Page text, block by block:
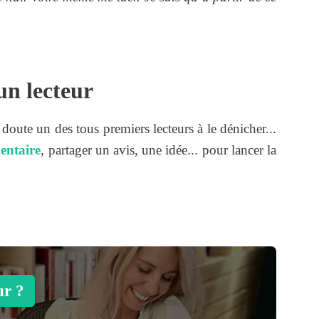
lecteur
un des tous premiers lecteurs à le dénicher...
, partager un avis, une idée... pour lancer la
?